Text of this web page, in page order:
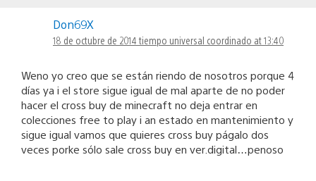
Don69X
18 de octubre de 2014 tiempo universal coordinado at 13:40
Weno yo creo que se están riendo de nosotros porque 4
días ya i el store sigue igual de mal aparte de no poder
hacer el cross buy de minecraft no deja entrar en
colecciones free to play i an estado en mantenimiento y
sigue igual vamos que quieres cross buy págalo dos
veces porke sólo sale cross buy en ver.digital…penoso